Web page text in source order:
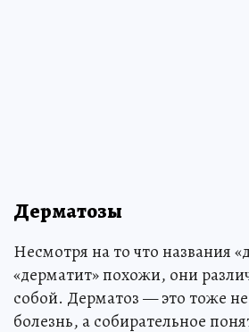
Дерматозы
Несмотря на то что названия
«дерматит» похожи, они
собой. Дерматоз — это тоже
болезнь, а собирательное